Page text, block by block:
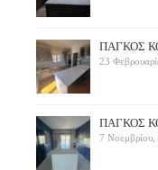
ΠΑΓΚΟΣ
23
ΠAΓΚΟΣ
7